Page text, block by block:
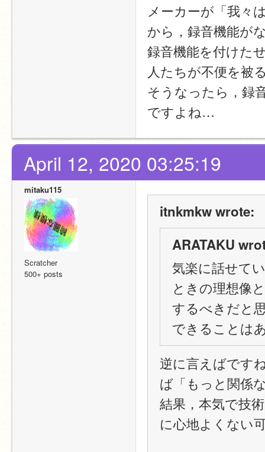
メーカーが「我々
から，録音機能が
録音機能を付けた
人たちが不便を被
そうなったら，録
ですよね…
April 12, 2020 03:25:19
mitaku115
Scratcher
500+ posts
itnkmkw wrote:
ARATAKU
気楽に話せて
ときの理想像
するべきだと
できることは
逆に言えばです
ば「もっと関係
結果，本気で技
に心地よくない